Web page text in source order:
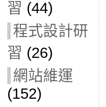
習 (44)
程式設計研
習 (26)
網站維運
(152)